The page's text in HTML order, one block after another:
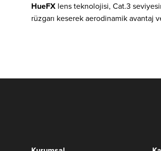
HueFX lens teknolojisi, Cat.3
rüzgarı keserek aerodinamik avantaj